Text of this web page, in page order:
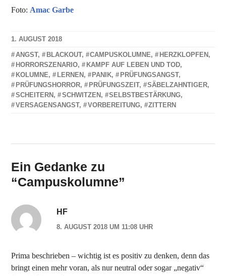
Foto: Amac Garbe
1. AUGUST 2018
NADINE
FAUST
ANGST, BLACKOUT, CAMPUSKOLUMNE, HERZKLOPFEN ,
HORRORSZENARIO, KAMPF AUF LEBEN UND TOD,
KOLUMNE, LERNEN , PANIK, PRÜFUNGSANGST,
PRÜFUNGSHORROR, PRÜFUNGSZEIT, SÄBELZAHNTIGER,
SCHEITERN , SCHWITZEN , SELBSTBESTÄRKUNG,
VERSAGENSANGST, VORBEREITUNG, ZITTERN
Ein Gedanke zu
“Campuskolumne”
HF
8. AUGUST 2018 UM 11:08 UHR
Prima beschrieben – wichtig ist es positiv zu denken, denn das
bringt einen mehr voran, als nur neutral oder sogar „negativ“